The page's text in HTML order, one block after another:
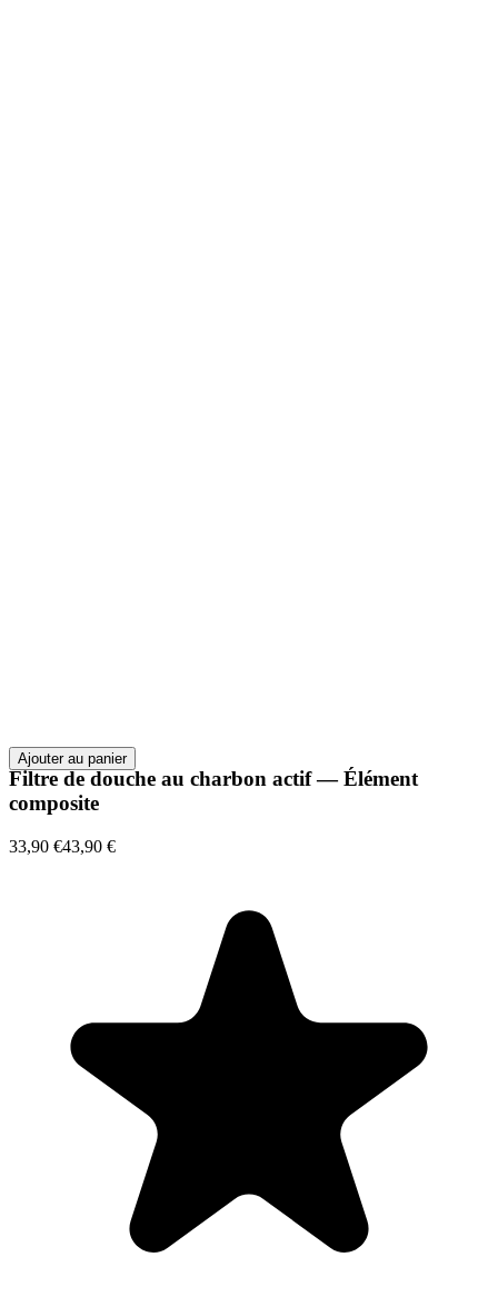
Ajouter au panier
Filtre de douche au charbon actif — Élément
composite
33,90 €43,90 €